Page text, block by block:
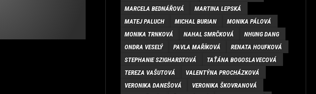
MARCELA BEDNÁŘOVÁ
MARTINA LEPSKÁ
MATEJ PALUCH
MICHAL BURIAN
MONIKA PÁLOVÁ
MONIKA TRNKOVÁ
NAHAL SMRČKOVÁ
NHUNG DANG
ONDRA VESELÝ
PAVLA MAŘÍKOVÁ
RENATA HOUFKOVÁ
STEPHANIE SZIGHARDTOVÁ
TAŤÁNA BOGOSLAVECOVÁ
TEREZA VAŠUTOVÁ
VALENTÝNA PROCHÁZKOVÁ
VERONIKA DANEŠOVÁ
VERONIKA ŠKOVRANOVÁ